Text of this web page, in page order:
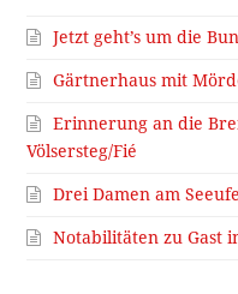
Jetzt geht’s um die
Gärtnerhaus mit
Erinnerung an die
Völsersteg/Fié
Drei Damen am
Notabilitäten zu Gast